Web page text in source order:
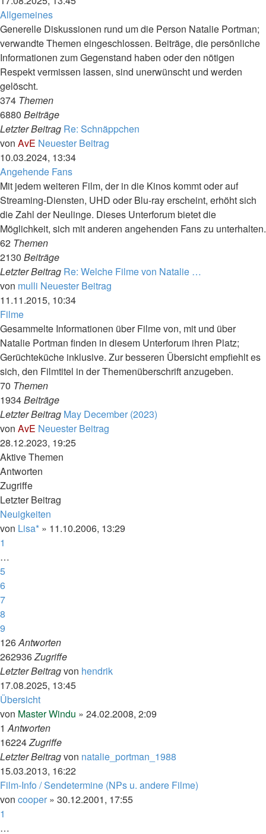
Allgemeines
Generelle Diskussionen rund um die Person Natalie Portman;
verwandte Themen eingeschlossen. Beiträge, die persönliche
Informationen zum Gegenstand haben oder den nötigen
Respekt vermissen lassen, sind unerwünscht und werden
gelöscht.
374 Themen
6880 Beiträge
Letzter Beitrag Re: Schnäppchen
von AvE Neuester Beitrag
10.03.2024, 13:34
Angehende Fans
Mit jedem weiteren Film, der in die Kinos kommt oder auf
Streaming-Diensten, UHD oder Blu-ray erscheint, erhöht sich
die Zahl der Neulinge. Dieses Unterforum bietet die
Möglichkeit, sich mit anderen angehenden Fans zu unterhalten.
62 Themen
2130 Beiträge
Letzter Beitrag Re: Welche Filme von Natalie …
von mulli Neuester Beitrag
11.11.2015, 10:34
Filme
Gesammelte Informationen über Filme von, mit und über
Natalie Portman finden in diesem Unterforum ihren Platz;
Gerüchteküche inklusive. Zur besseren Übersicht empfiehlt es
sich, den Filmtitel in der Themenüberschrift anzugeben.
70 Themen
1934Beiträge
Letzter Beitrag May December (2023)
von AvE Neuester Beitrag
28.12.2023, 19:25
Aktive Themen
Antworten
Zugriffe
Letzter Beitrag
Neuigkeiten
von Lisa* » 11.10.2006, 13:29
1
…
5
6
7
8
9
126Antworten
262936Zugriffe
Letzter Beitragvon hendrik
17.08.2025, 13:45
Übersicht
von Master Windu » 24.02.2008, 2:09
1Antworten
16224Zugriffe
Letzter Beitragvon natalie_portman_1988
15.03.2013, 16:22
Film-Info / Sendetermine (NPs u. andere Filme)
von cooper » 30.12.2001, 17:55
1
…